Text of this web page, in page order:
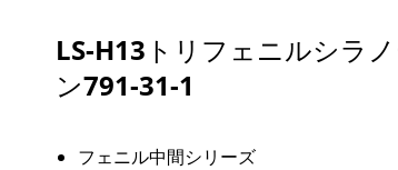
LS-H13トリフェニルシラ
ン791-31-1
フェニル中間シリーズ